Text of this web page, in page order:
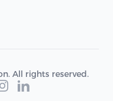
All rights reserved.